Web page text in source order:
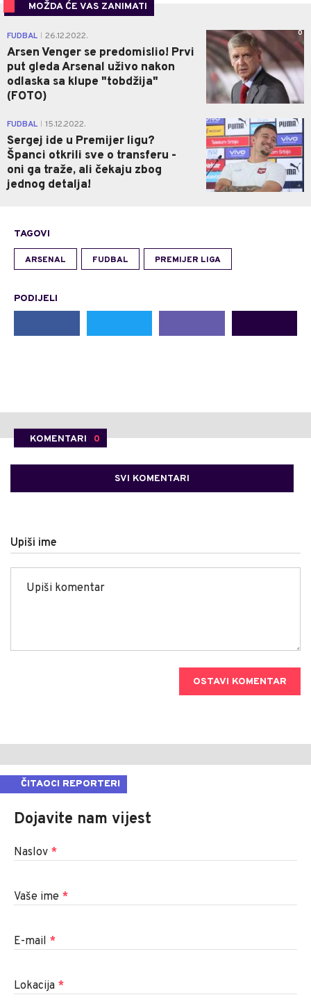
MOŽDA ĆE VAS ZANIMATI
FUDBAL 26.12.2022.
Arsen Venger se predomislio! Prvi
put gleda Arsenal uživo nakon
odlaska sa klupe "tobdžija"
(FOTO)
0
FUDBAL 15.12.2022.
Sergej ide u Premijer ligu?
Španci otkrili sve o transferu -
oni ga traže, ali čekaju zbog
jednog detalja!
0
TAGOVI
ARSENAL FUDBAL PREMIJER LIGA
PODIJELI
KOMENTARI 0
SVI KOMENTARI
Upiši ime
OSTAVI KOMENTAR
ČITAOCI REPORTERI
Dojavite nam vijest
Naslov *
Vaše ime *
E-mail *
Lokacija *